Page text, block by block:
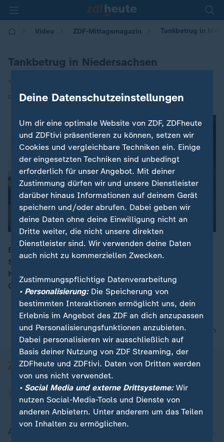
Video ZDF-Mittagsmagazin Tankbetrug in
Tankbetrug in Niedersachsen
von Scarlett Sternberg
04.12.2025 | 12:00
Ein Mann tankt dreimal voll, ohne zu bezahlen – doch
Strafen bleiben aus. Warum greifen die Behörden in
Niedersachsen nicht durch? Der Fall wirft Fragen über
Gerechtigkeit und Lücken im System auf.
nach oben
Deine Datenschutzeinstellungen
Um dir eine optimale Website von ZDF, ZDFheute
und ZDFtivi präsentieren zu können, setzen wir
Cookies und vergleichbare Techniken ein. Einige
der eingesetzten Techniken sind unbedingt
erforderlich für unser Angebot. Mit deiner
Zustimmung dürfen wir und unsere Dienstleister
darüber hinaus Informationen auf deinem Gerät
speichern und/oder abrufen. Dabei geben wir
deine Daten ohne deine Einwilligung nicht an
Dritte weiter, die nicht unsere direkten
Dienstleister sind. Wir verwenden deine Daten
auch nicht zu kommerziellen Zwecken.
Zustimmungspflichtige Datenverarbeitung
• Personalisierung:Die Speicherung von
bestimmten Interaktionen ermöglicht uns, dein
Erlebnis im Angebot des ZDF an dich anzupassen
und Personalisierungsfunktionen anzubieten.
Dabei personalisieren wir ausschließlich auf
Basis deiner Nutzung von ZDF Streaming, der
ZDFheute und ZDFtivi. Daten von Dritten werden
von uns nicht verwendet.
• Social Media und externe Drittsysteme:Wir
nutzen Social-Media-Tools und Dienste von
anderen Anbietern. Unter anderem um das Teilen
von Inhalten zu ermöglichen.